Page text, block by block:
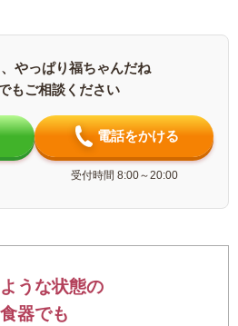
やっぱり福ちゃんだね
もご相談ください
電話をかける
受付時間 8:00～20:00
うな状態の
食器でも